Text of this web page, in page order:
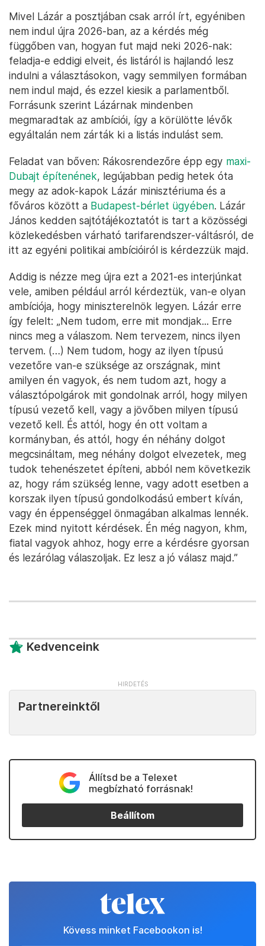
Mivel Lázár a posztjában csak arról írt, egyéniben
nem indul újra 2026-ban, az a kérdés még
függőben van, hogyan fut majd neki 2026-nak:
feladja-e eddigi elveit, és listáról is hajlandó lesz
indulni a választásokon, vagy semmilyen formában
nem indul majd, és ezzel kiesik a parlamentből.
Forrásunk szerint Lázárnak mindenben
megmaradtak az ambíciói, így a körülötte lévők
egyáltalán nem zárták ki a listás indulást sem.
Feladat van bőven: Rákosrendezőre épp egy maxi-
Dubajt építenének, legújabban pedig hetek óta
megy az adok-kapok Lázár minisztériuma és a
főváros között a Budapest-bérlet ügyében. Lázár
János kedden sajtótájékoztatót is tart a közösségi
közlekedésben várható tarifarendszer-váltásról, de
itt az egyéni politikai ambícióiról is kérdezzük majd.
Addig is nézze meg újra ezt a 2021-es interjúnkat
vele, amiben például arról kérdeztük, van-e olyan
ambíciója, hogy miniszterelnök legyen. Lázár erre
így felelt: „Nem tudom, erre mit mondjak... Erre
nincs meg a válaszom. Nem tervezem, nincs ilyen
tervem. (…) Nem tudom, hogy az ilyen típusú
vezetőre van-e szüksége az országnak, mint
amilyen én vagyok, és nem tudom azt, hogy a
választópolgárok mit gondolnak arról, hogy milyen
típusú vezető kell, vagy a jövőben milyen típusú
vezető kell. És attól, hogy én ott voltam a
kormányban, és attól, hogy én néhány dolgot
megcsináltam, meg néhány dolgot elvezetek, meg
tudok tehenészetet építeni, abból nem következik
az, hogy rám szükség lenne, vagy adott esetben a
korszak ilyen típusú gondolkodású embert kíván,
vagy én éppenséggel önmagában alkalmas lennék.
Ezek mind nyitott kérdések. Én még nagyon, khm,
fiatal vagyok ahhoz, hogy erre a kérdésre gyorsan
és lezárólag válaszoljak. Ez lesz a jó válasz majd.”
Kedvenceink
Partnereinktől
Állítsd be a Telexet
megbízható forrásnak!
Beállítom
Kövess minket Facebookon is!